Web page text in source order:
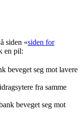
siden «siden for
en pil:
beveget seg mot lavere
fra samme
beveget seg mot